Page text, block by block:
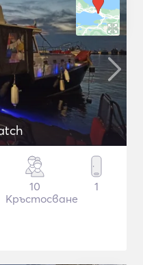
10
Кръстосване
1